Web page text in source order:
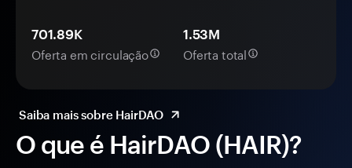
O que é HairDAO (HAIR)?
701.89K
Oferta em circulação
1.53M
Oferta total
Saiba mais sobre HairDAO